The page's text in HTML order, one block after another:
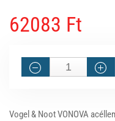
62083 Ft
Vogel & Noot VONOVA